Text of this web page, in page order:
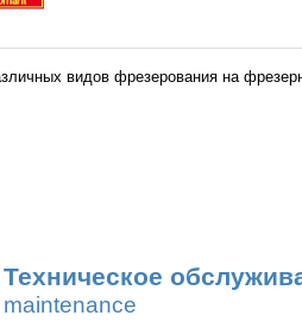
видов фрезерования на
Техническое
maintenance